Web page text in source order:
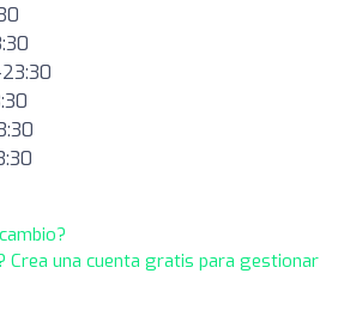
Crea una cuenta gratis para gestionar